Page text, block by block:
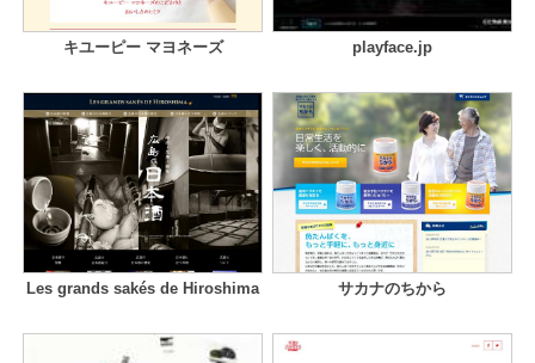
キユーピー マヨネーズ playface.jp
Les grands sakés de Hiroshima サカナのちから